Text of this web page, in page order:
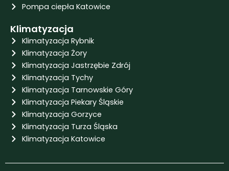
Pompa ciepła Katowice
Klimatyzacja
Klimatyzacja Rybnik
Klimatyzacja Żory
Klimatyzacja Jastrzębie Zdrój
Klimatyzacja Tychy
Klimatyzacja Tarnowskie Góry
Klimatyzacja Piekary Śląskie
Klimatyzacja Gorzyce
Klimatyzacja Turza Śląska
Klimatyzacja Katowice